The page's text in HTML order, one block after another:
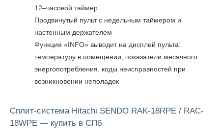
12–часовой таймер
Продвинутый пульт с недельным таймером и
настенным держателем
Функция «INFO» выводит на дисплей пульта:
температуру в помещении, показатели месячного
энергопотребления, коды неисправностей при
возникновении неполадок
Сплит-система Hitachi SENDO RAK-18RPE / RAC-
18WPE — купить в СПб